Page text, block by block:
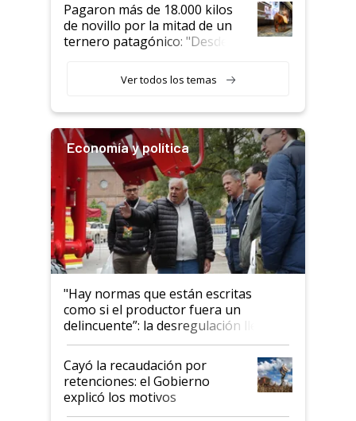
Pagaron más de 18.000 kilos
de novillo por la mitad de un
ternero patagónico: "Desde
llamar la atención"
Ver todos los temas
Economía y política
"Hay normas que están escritas
como si el productor fuera un
delincuente”: la desregulación llegó
al Congreso Aapresid y hasta se
habló del financiamiento al IPCVA
Cayó la recaudación por
retenciones: el Gobierno
explicó los motivos